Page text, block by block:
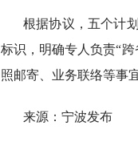
根据协议，五个计
标识，明确专人负责“
照邮寄、业务联络等事
来源：宁波发布